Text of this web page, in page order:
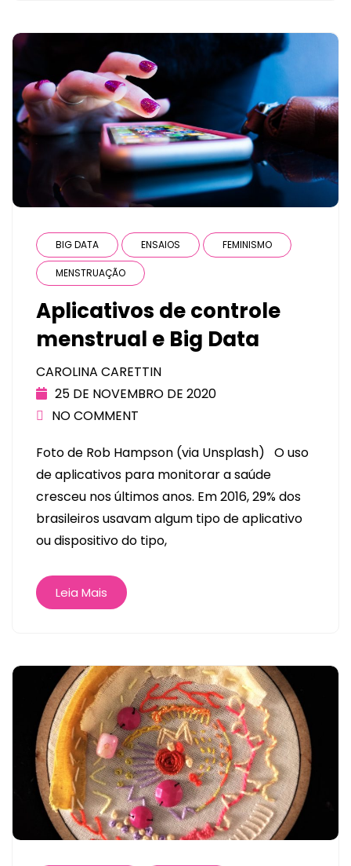
BIG DATA ENSAIOS FEMINISMO
MENSTRUAÇÃO
Aplicativos de controle
menstrual e Big Data
CAROLINA CARETTIN
25 DE NOVEMBRO DE 2020
NO COMMENT
Foto de Rob Hampson (via Unsplash) O uso
de aplicativos para monitorar a saúde
cresceu nos últimos anos. Em 2016, 29% dos
brasileiros usavam algum tipo de aplicativo
ou dispositivo do tipo,
Leia Mais